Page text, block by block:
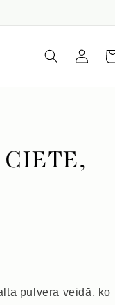
Piesakieties
grozs
pulvera veidā, ko